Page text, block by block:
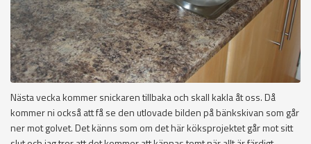
Nästa vecka kommer snickaren tillbaka och skall kakla åt oss. Då
kommer ni också att få se den utlovade bilden på bänkskivan som går
ner mot golvet. Det känns som om det här köksprojektet går mot sitt